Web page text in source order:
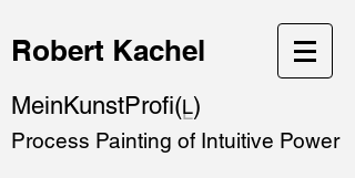
Robert Kachel
MeinKunstProfi(L)
Process Painting of Intuitive Power